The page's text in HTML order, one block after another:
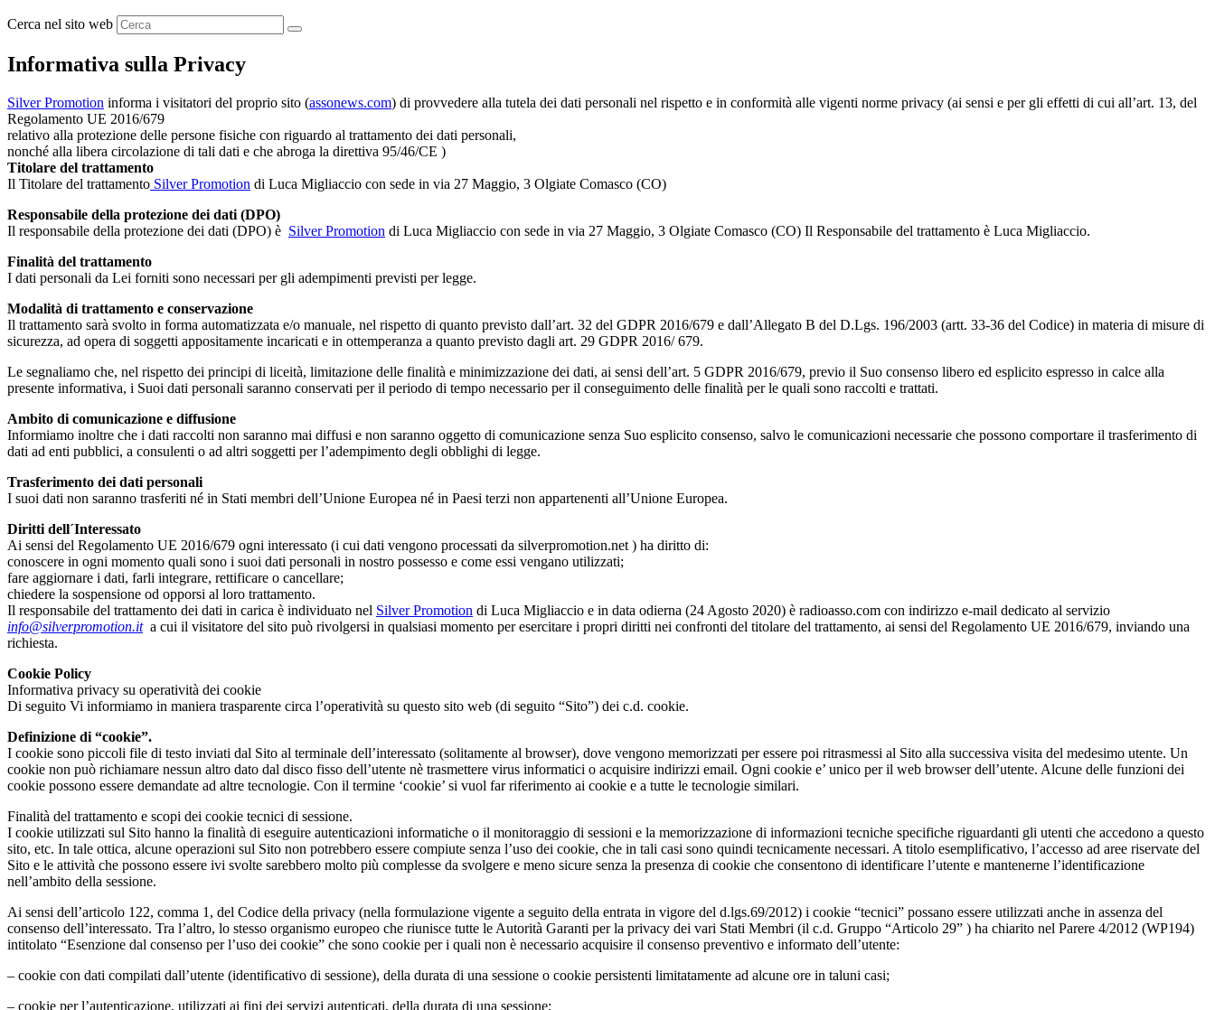
Cerca nel sito web
Informativa sulla Privacy
Silver Promotion informa i visitatori del proprio sito (assonews.com) di provvedere alla tutela dei dati personali nel rispetto e in conformità alle vigenti norme privacy (ai sensi e per gli effetti di cui all’art. 13, del
Regolamento UE 2016/679
relativo alla protezione delle persone fisiche con riguardo al trattamento dei dati personali,
nonché alla libera circolazione di tali dati e che abroga la direttiva 95/46/CE )
Titolare del trattamento
Il Titolare del trattamento Silver Promotion di Luca Migliaccio con sede in via 27 Maggio, 3 Olgiate Comasco (CO)
Responsabile della protezione dei dati (DPO)
Il responsabile della protezione dei dati (DPO) è Silver Promotion di Luca Migliaccio con sede in via 27 Maggio, 3 Olgiate Comasco (CO) Il Responsabile del trattamento è Luca Migliaccio.
Finalità del trattamento
I dati personali da Lei forniti sono necessari per gli adempimenti previsti per legge.
Modalità di trattamento e conservazione
Il trattamento sarà svolto in forma automatizzata e/o manuale, nel rispetto di quanto previsto dall’art. 32 del GDPR 2016/679 e dall’Allegato B del D.Lgs. 196/2003 (artt. 33-36 del Codice) in materia di misure di
sicurezza, ad opera di soggetti appositamente incaricati e in ottemperanza a quanto previsto dagli art. 29 GDPR 2016/ 679.
Le segnaliamo che, nel rispetto dei principi di liceità, limitazione delle finalità e minimizzazione dei dati, ai sensi dell’art. 5 GDPR 2016/679, previo il Suo consenso libero ed esplicito espresso in calce alla
presente informativa, i Suoi dati personali saranno conservati per il periodo di tempo necessario per il conseguimento delle finalità per le quali sono raccolti e trattati.
Ambito di comunicazione e diffusione
Informiamo inoltre che i dati raccolti non saranno mai diffusi e non saranno oggetto di comunicazione senza Suo esplicito consenso, salvo le comunicazioni necessarie che possono comportare il trasferimento di
dati ad enti pubblici, a consulenti o ad altri soggetti per l’adempimento degli obblighi di legge.
Trasferimento dei dati personali
I suoi dati non saranno trasferiti né in Stati membri dell’Unione Europea né in Paesi terzi non appartenenti all’Unione Europea.
Diritti dell´Interessato
Ai sensi del Regolamento UE 2016/679 ogni interessato (i cui dati vengono processati da silverpromotion.net ) ha diritto di:
conoscere in ogni momento quali sono i suoi dati personali in nostro possesso e come essi vengano utilizzati;
fare aggiornare i dati, farli integrare, rettificare o cancellare;
chiedere la sospensione od opporsi al loro trattamento.
Il responsabile del trattamento dei dati in carica è individuato nel Silver Promotion di Luca Migliaccio e in data odierna (24 Agosto 2020) è radioasso.com con indirizzo e-mail dedicato al servizio
info@silverpromotion.ita cui il visitatore del sito può rivolgersi in qualsiasi momento per esercitare i propri diritti nei confronti del titolare del trattamento, ai sensi del Regolamento UE 2016/679, inviando una
richiesta.
Cookie Policy
Informativa privacy su operatività dei cookie
Di seguito Vi informiamo in maniera trasparente circa l’operatività su questo sito web (di seguito “Sito”) dei c.d. cookie.
Definizione di “cookie”.
I cookie sono piccoli file di testo inviati dal Sito al terminale dell’interessato (solitamente al browser), dove vengono memorizzati per essere poi ritrasmessi al Sito alla successiva visita del medesimo utente. Un
cookie non può richiamare nessun altro dato dal disco fisso dell’utente nè trasmettere virus informatici o acquisire indirizzi email. Ogni cookie e’ unico per il web browser dell’utente. Alcune delle funzioni dei
cookie possono essere demandate ad altre tecnologie. Con il termine ‘cookie’ si vuol far riferimento ai cookie e a tutte le tecnologie similari.
Finalità del trattamento e scopi dei cookie tecnici di sessione.
I cookie utilizzati sul Sito hanno la finalità di eseguire autenticazioni informatiche o il monitoraggio di sessioni e la memorizzazione di informazioni tecniche specifiche riguardanti gli utenti che accedono a questo
sito, etc. In tale ottica, alcune operazioni sul Sito non potrebbero essere compiute senza l’uso dei cookie, che in tali casi sono quindi tecnicamente necessari. A titolo esemplificativo, l’accesso ad aree riservate del
Sito e le attività che possono essere ivi svolte sarebbero molto più complesse da svolgere e meno sicure senza la presenza di cookie che consentono di identificare l’utente e mantenerne l’identificazione
nell’ambito della sessione.
Ai sensi dell’articolo 122, comma 1, del Codice della privacy (nella formulazione vigente a seguito della entrata in vigore del d.lgs.69/2012) i cookie “tecnici” possano essere utilizzati anche in assenza del
consenso dell’interessato. Tra l’altro, lo stesso organismo europeo che riunisce tutte le Autorità Garanti per la privacy dei vari Stati Membri (il c.d. Gruppo “Articolo 29” ) ha chiarito nel Parere 4/2012 (WP194)
intitolato “Esenzione dal consenso per l’uso dei cookie” che sono cookie per i quali non è necessario acquisire il consenso preventivo e informato dell’utente:
– cookie con dati compilati dall’utente (identificativo di sessione), della durata di una sessione o cookie persistenti limitatamente ad alcune ore in taluni casi;
– cookie per l’autenticazione, utilizzati ai fini dei servizi autenticati, della durata di una sessione;